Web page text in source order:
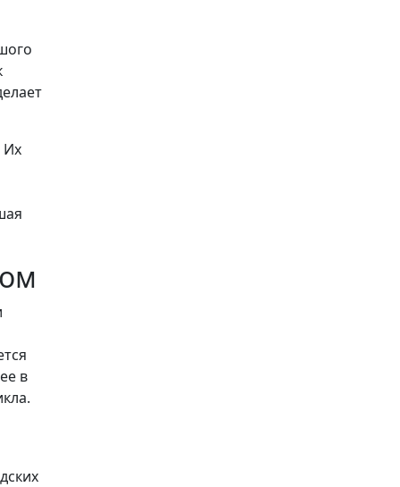
Их
в